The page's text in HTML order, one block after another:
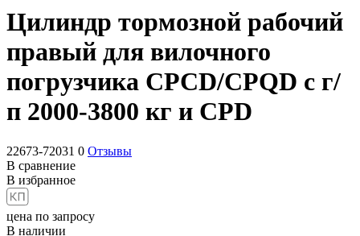
Цилиндр тормозной рабочий
правый для вилочного
погрузчика CPCD/CPQD с г/
п 2000-3800 кг и CPD
22673-72031 0 Отзывы
В сравнение
В избранное
цена по запросу
В наличии